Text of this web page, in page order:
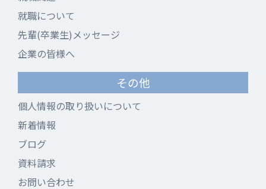
就職について
先輩(卒業生)メッセージ
企業の皆様へ
その他
個人情報の取り扱いについて
新着情報
ブログ
資料請求
お問い合わせ